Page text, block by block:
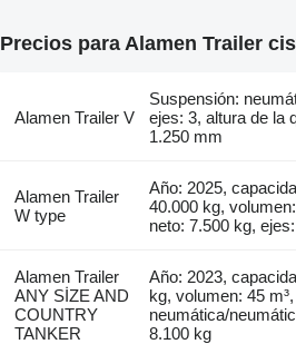
Precios para Alamen Trailer
Alamen Trailer V
Suspensión:
ejes: 3, altura de la
1.250 mm
Alamen Trailer
W type
Año: 2025,
40.000 kg,
neto: 7.500 kg,
Alamen Trailer
ANY SİZE AND
COUNTRY
TANKER
Año: 2023,
kg, volumen: 45
neumática/
8.100 kg